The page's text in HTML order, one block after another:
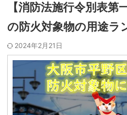
【消防法施行令別表第
の防火対象物の用途ラ
2024年2月21日